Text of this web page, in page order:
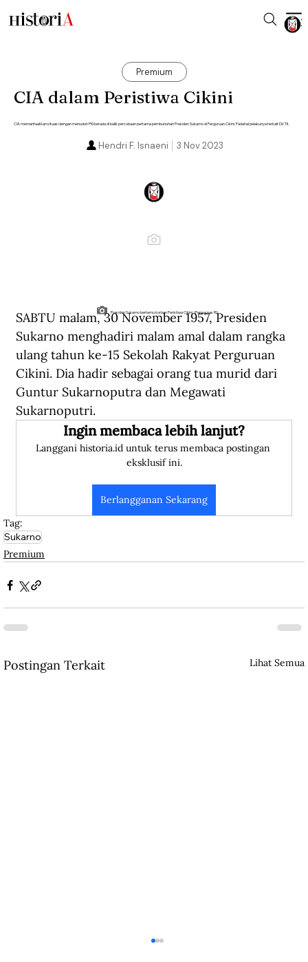
Premium
CIA dalam Peristiwa Cikini
CIA memanfaatkan situasi dengan menuduh PKI berada di balik percobaan pertama pembunuhan Presiden Sukarno di Perguruan Cikini. Padahal pelakunya terkait DI/TII.
3 Nov 2023
Hendri F. Isnaeni
Presiden Sukarno bertemu korban Peristiwa Cikini. (Perpusnas RI).
SABTU malam, 30 November 1957, Presiden
Sukarno menghadiri malam amal dalam rangka
ulang tahun ke-15 Sekolah Rakyat Perguruan
Cikini. Dia hadir sebagai orang tua murid dari
Guntur Sukarnoputra dan Megawati
Sukarnoputri.
Ingin membaca lebih lanjut?
Langgani historia.id untuk terus membaca postingan
eksklusif ini.
Berlangganan Sekarang
Tag:
Sukarno
Premium
Postingan Terkait Lihat Semua